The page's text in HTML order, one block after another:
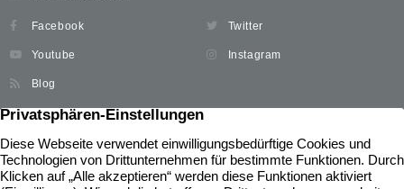
Facebook Twitter
Youtube Instagram
Blog
Immobilien Widerrufsbelehrung